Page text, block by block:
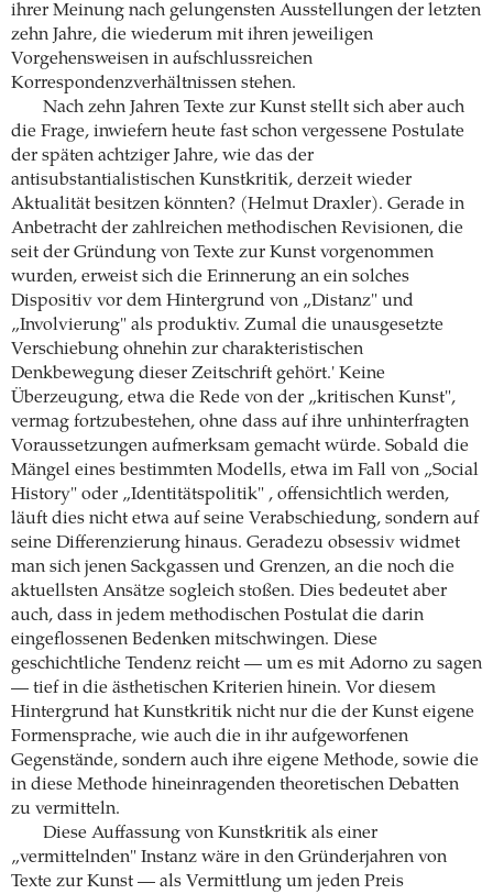
ihrer Meinung nach gelungensten Ausstellungen der letzten
zehn Jahre, die wiederum mit ihren jeweiligen
Vorgehensweisen in aufschlussreichen
Korrespondenzverhältnissen stehen.
Nach zehn Jahren Texte zur Kunst stellt sich aber auch
die Frage, inwiefern heute fast schon vergessene Postulate
der späten achtziger Jahre, wie das der
antisubstantialistischen Kunstkritik, derzeit wieder
Aktualität besitzen könnten? (Helmut Draxler). Gerade in
Anbetracht der zahlreichen methodischen Revisionen, die
seit der Gründung von Texte zur Kunst vorgenommen
wurden, erweist sich die Erinnerung an ein solches
Dispositiv vor dem Hintergrund von „Distanz" und
„Involvierung" als produktiv. Zumal die unausgesetzte
Verschiebung ohnehin zur charakteristischen
Denkbewegung dieser Zeitschrift gehört.' Keine
Überzeugung, etwa die Rede von der „kritischen Kunst",
vermag fortzubestehen, ohne dass auf ihre unhinterfragten
Voraussetzungen aufmerksam gemacht würde. Sobald die
Mängel eines bestimmten Modells, etwa im Fall von „Social
History" oder „Identitätspolitik" , offensichtlich werden,
läuft dies nicht etwa auf seine Verabschiedung, sondern auf
seine Differenzierung hinaus. Geradezu obsessiv widmet
man sich jenen Sackgassen und Grenzen, an die noch die
aktuellsten Ansätze sogleich stoßen. Dies bedeutet aber
auch, dass in jedem methodischen Postulat die darin
eingeflossenen Bedenken mitschwingen. Diese
geschichtliche Tendenz reicht — um es mit Adorno zu sagen
— tief in die ästhetischen Kriterien hinein. Vor diesem
Hintergrund hat Kunstkritik nicht nur die der Kunst eigene
Formensprache, wie auch die in ihr aufgeworfenen
Gegenstände, sondern auch ihre eigene Methode, sowie die
in diese Methode hineinragenden theoretischen Debatten
zu vermitteln.
Diese Auffassung von Kunstkritik als einer
„vermittelnden" Instanz wäre in den Gründerjahren von
Texte zur Kunst — als Vermittlung um jeden Preis